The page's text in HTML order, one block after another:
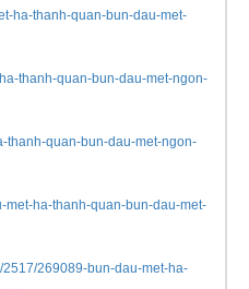
ha-thanh-quan-bun-dau-met-
thanh-quan-bun-dau-met-ngon-
thanh-quan-bun-dau-met-ngon-
met-ha-thanh-quan-bun-dau-met-
269089-bun-dau-met-ha-